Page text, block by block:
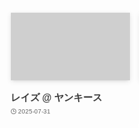
レイズ @ ヤンキース
2025-07-31